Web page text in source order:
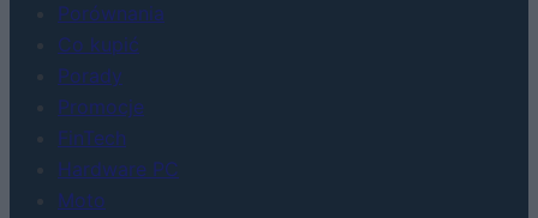
Porównania
Co kupić
Porady
Promocje
FinTech
Hardware PC
Moto